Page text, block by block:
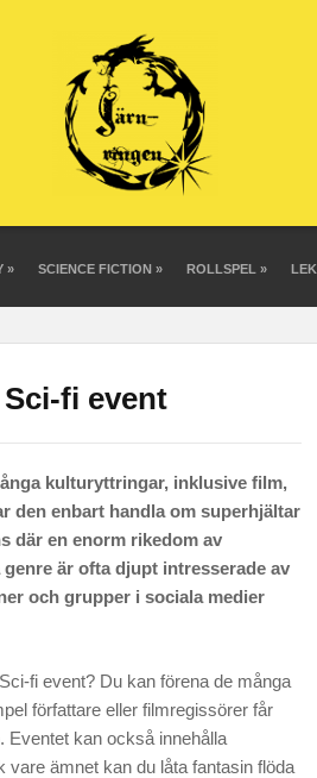
» SCIENCE FICTION» ROLLSPEL » LEK
fi event
kulturyttringar, inklusive film,
den enbart handla om superhjältar
där en enorm rikedom av
är ofta djupt intresserade av
och grupper i sociala medier
fi event? Du kan förena de många
författare eller filmregissörer får
Eventet kan också innehålla
ämnet kan du låta fantasin flöda